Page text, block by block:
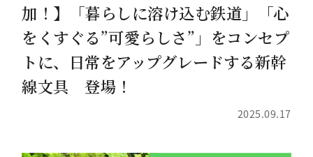
加！】「暮らしに溶け込む鉄道」「心
をくすぐる”可愛らしさ”」をコンセプ
トに、日常をアップグレードする新幹
線文具 登場！
2025.09.17